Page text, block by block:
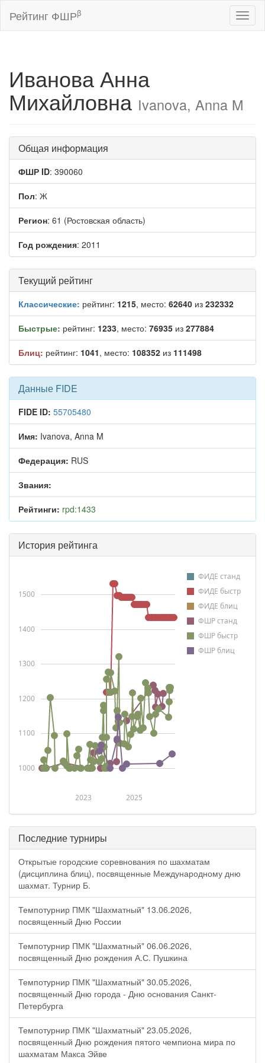
Рейтинг ФШРβ
Иванова Анна
Михайловна Ivanova, Anna M
Общая информация
ФШР ID: 390060
Пол: Ж
Регион: 61 (Ростовская область)
Год рождения: 2011
Текущий рейтинг
Классические: рейтинг: 1215, место: 62640 из 232332
Быстрые: рейтинг: 1233, место: 76935 из 277884
Блиц: рейтинг: 1041, место: 108352 из 111498
Данные FIDE
FIDE ID: 55705480
Имя: Ivanova, Anna M
Федерация: RUS
Звания:
Рейтинги: rpd:1433
История рейтинга
ФИДЕ станд
ФИДЕ быстр
ФИДЕ блиц
ФШР станд
ФШР быстр
ФШР блиц
2023 2025
1000
1100
1200
1300
1400
1500
Последние турниры
Открытые городские соревнования по шахматам
(дисциплина блиц), посвященные Международному дню
шахмат. Турнир Б.
Темпотурнир ПМК "Шахматный" 13.06.2026,
посвященный Дню России
Темпотурнир ПМК "Шахматный" 06.06.2026,
посвященный Дню рождения А.С. Пушкина
Темпотурнир ПМК "Шахматный" 30.05.2026,
посвященный Дню города - Дню основания Санкт-
Петербурга
Темпотурнир ПМК "Шахматный" 23.05.2026,
посвященный Дню рождения пятого чемпиона мира по
шахматам Макса Эйве